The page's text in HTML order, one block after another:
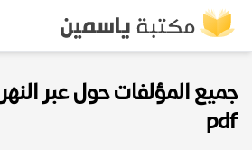
جميع المؤلفات حول عبر
pdf